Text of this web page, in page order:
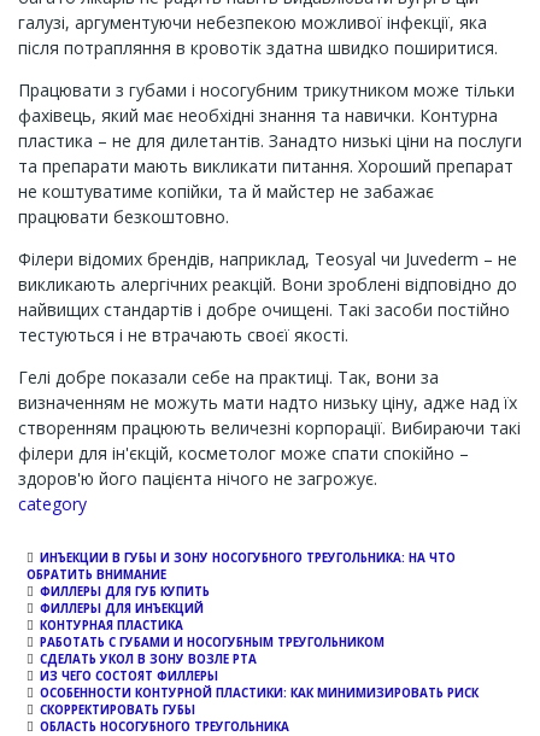
галузі, аргументуючи небезпекою можливої інфекції, яка
після потрапляння в кровотік здатна швидко поширитися.
Працювати з губами і носогубним трикутником може тільки
фахівець, який має необхідні знання та навички. Контурна
пластика – не для дилетантів. Занадто низькі ціни на послуги
та препарати мають викликати питання. Хороший препарат
не коштуватиме копійки, та й майстер не забажає
працювати безкоштовно.
Філери відомих брендів, наприклад, Teosyal чи Juvederm – не
викликають алергічних реакцій. Вони зроблені відповідно до
найвищих стандартів і добре очищені. Такі засоби постійно
тестуються і не втрачають своєї якості.
Гелі добре показали себе на практиці. Так, вони за
визначенням не можуть мати надто низьку ціну, адже над їх
створенням працюють величезні корпорації. Вибираючи такі
філери для ін'єкцій, косметолог може спати спокійно –
здоров'ю його пацієнта нічого не загрожує.
Channel
category
ИНЪЕКЦИИ В ГУБЫ И ЗОНУ НОСОГУБНОГО ТРЕУГОЛЬНИКА: НА ЧТО
ОБРАТИТЬ ВНИМАНИЕ
ФИЛЛЕРЫ ДЛЯ ГУБ КУПИТЬ
ФИЛЛЕРЫ ДЛЯ ИНЪЕКЦИЙ
КОНТУРНАЯ ПЛАСТИКА
РАБОТАТЬ С ГУБАМИ И НОСОГУБНЫМ ТРЕУГОЛЬНИКОМ
СДЕЛАТЬ УКОЛ В ЗОНУ ВОЗЛЕ РТА
ИЗ ЧЕГО СОСТОЯТ ФИЛЛЕРЫ
ОСОБЕННОСТИ КОНТУРНОЙ ПЛАСТИКИ: КАК МИНИМИЗИРОВАТЬ РИСК
СКОРРЕКТИРОВАТЬ ГУБЫ
ОБЛАСТЬ НОСОГУБНОГО ТРЕУГОЛЬНИКА